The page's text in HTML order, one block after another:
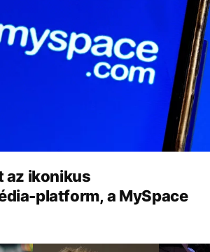
az ikonikus
platform, a MySpace